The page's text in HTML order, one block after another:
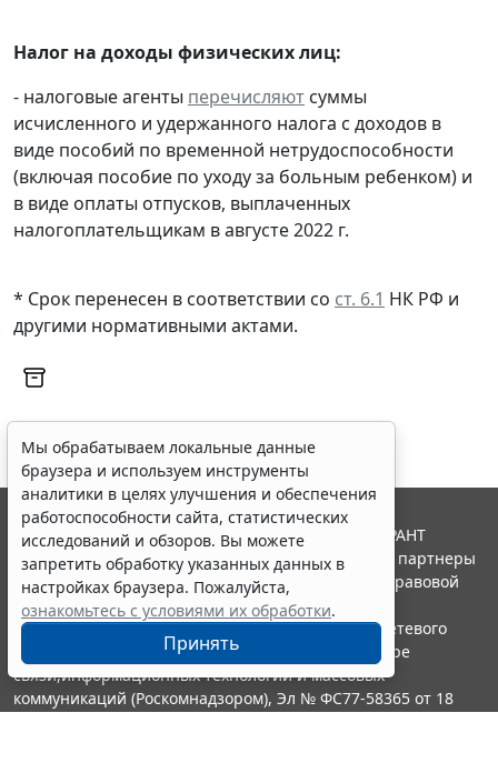
Налог на доходы физических лиц:
- налоговые агенты перечисляют суммы
исчисленного и удержанного налога с доходов в
виде пособий по временной нетрудоспособности
(включая пособие по уходу за больным ребенком) и
в виде оплаты отпусков, выплаченных
налогоплательщикам в августе 2022 г.
* Срок перенесен в соответствии со ст. 6.1 НК РФ и
другими нормативными актами.
Мы обрабатываем локальные данные
браузера и используем инструменты
аналитики в целях улучшения и обеспечения
работоспособности сайта, статистических
исследований и обзоров. Вы можете
запретить обработку указанных данных в
настройках браузера. Пожалуйста,
ознакомьтесь с условиями их обработки.
Принять
© ООО "НПП "ГАРАНТ-СЕРВИС", 2026. Система ГАРАНТ
выпускается с 1990 года. Компания "Гарант" и ее партнеры
являются участниками Российской ассоциации правовой
информации ГАРАНТ.
Портал ГАРАНТ.РУ зарегистрирован в качестве сетевого
издания Федеральной службой по надзору в сфере
связи,информационных технологий и массовых
коммуникаций (Роскомнадзором), Эл № ФС77-58365 от 18